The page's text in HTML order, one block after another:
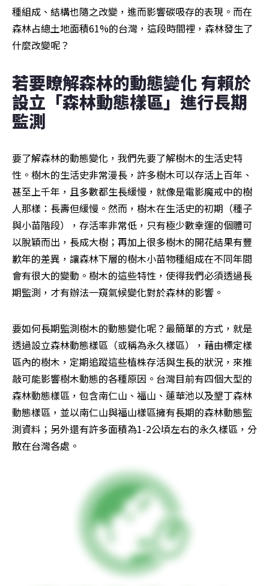
種組成、結構也隨之改變，進而影響碳吸存的表現。而在
森林占總土地面積61%的台灣，這段時間裡，森林發生了
什麼改變呢？
若要瞭解森林的動態變化 有賴於
設立「森林動態樣區」進行長期
監測
要了解森林的動態變化，我們先要了解樹木的生活史特
性。樹木的生活史非常漫長，許多樹木可以存活上百年、
甚至上千年，且多數都生長緩慢，就像是電影魔戒中的樹
人那樣：長壽但緩慢。然而，樹木在生活史的初期（種子
與小苗階段），存活率非常低，只有極少數幸運的個體可
以脫穎而出，長成大樹；再加上很多樹木的開花結果有豐
歉年的差異，讓森林下層的樹木小苗物種組成在不同年間
會有很大的變動。樹木的這些特性，使得我們必須透過長
期監測，才有辦法一窺氣候變化對於森林的影響。
要如何長期監測樹木的動態變化呢？最簡單的方式，就是
透過設立森林動態樣區（或稱為永久樣區），藉由標定樣
區內的樹木，定期追蹤這些植株存活與生長的狀況，來推
敲可能影響樹木動態的各種原因。台灣目前有四個大型的
森林動態樣區，包含南仁山、福山、蓮華池以及墾丁森林
動態樣區，並以南仁山與福山樣區擁有長期的森林動態監
測資料；另外還有許多面積為1-2公頃左右的永久樣區，分
散在台灣各處。